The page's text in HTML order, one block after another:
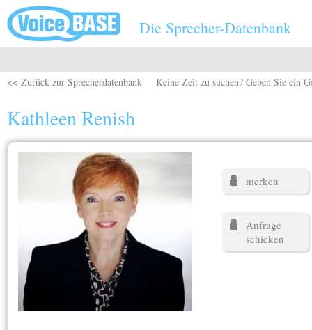
Direkt zum Inhalt
Die Sprecher-Datenbank
<< Zurück zur Sprecherdatenbank Keine Zeit zu suchen? Geben Sie ein
Kathleen Renish
merken
Anfrage
schicken